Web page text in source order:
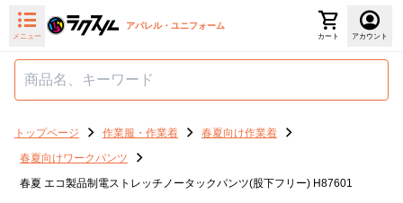
メニュー
アパレル・ユニフォーム
カート アカウント
トップページ 作業服・作業着
春夏向け作業着
春夏向けワークパンツ
春夏 エコ製品制電ストレッチノータックパンツ(股下フリー) H87601